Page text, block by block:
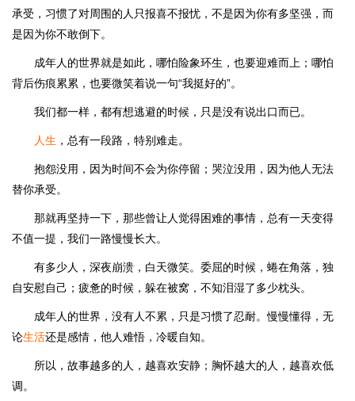
承受，习惯了对周围的人只报喜不报忧，不是因为你有多坚强，而
是因为你不敢倒下。
成年人的世界就是如此，哪怕险象环生，也要迎难而上；哪怕
背后伤痕累累，也要微笑着说一句“我挺好的”。
我们都一样，都有想逃避的时候，只是没有说出口而已。
人生 ，总有一段路，特别难走。
抱怨没用，因为时间不会为你停留；哭泣没用，因为他人无法
替你承受。
那就再坚持一下，那些曾让人觉得困难的事情，总有一天变得
不值一提，我们一路慢慢长大。
有多少人，深夜崩溃，白天微笑。委屈的时候，蜷在角落，独
自安慰自己；疲惫的时候，躲在被窝，不知泪湿了多少枕头。
成年人的世界，没有人不累，只是习惯了忍耐。慢慢懂得，无
论生活还是感情，他人难悟，冷暖自知。
所以，故事越多的人，越喜欢安静；胸怀越大的人，越喜欢低
调。